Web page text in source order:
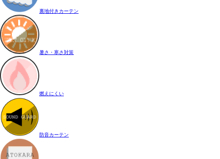
裏地付きカーテン
暑さ・寒さ対策
燃えにくい
防音カーテン